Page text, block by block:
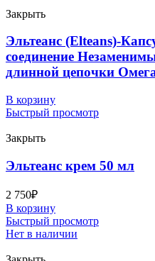
Закрыть
Эльтеанс (Elteans)-
соединение
длинной цепочки
В корзину
Быстрый просмотр
Закрыть
Эльтеанс крем 50 мл
2 750₽
В корзину
Быстрый просмотр
Нет в наличии